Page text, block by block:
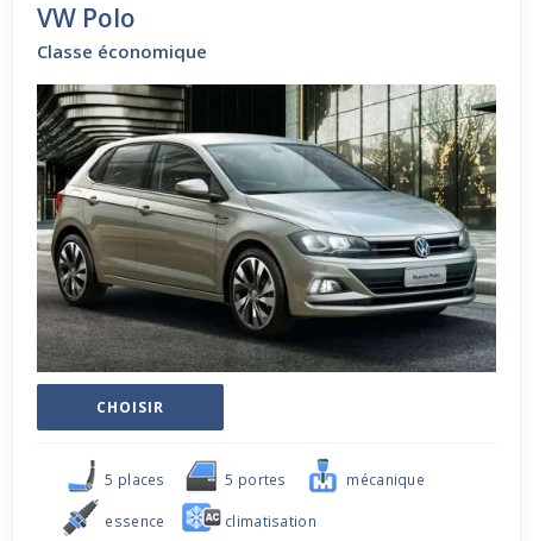
VW Polo
Classe économique
CHOISIR
5 places 5 portes mécanique
essence climatisation